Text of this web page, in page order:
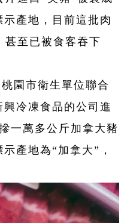
產地，目前這批肉
甚至已被食客吞下
園市衛生單位聯合
冷凍食品的公司進
一萬多公斤加拿大豬
產地為“加拿大”，